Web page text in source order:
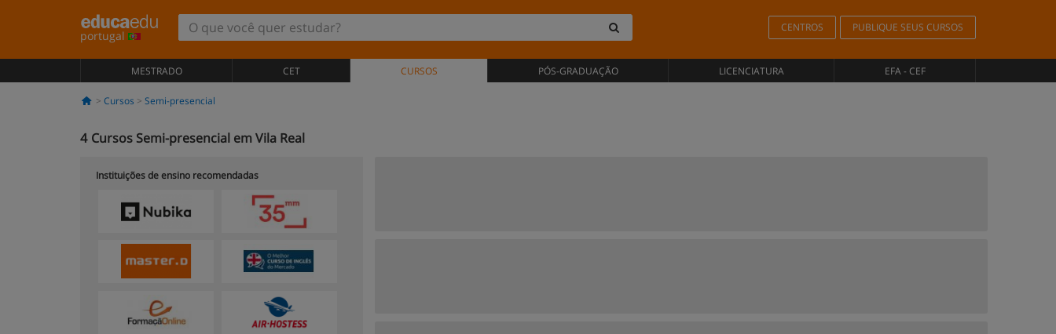
portugal
CENTROS PUBLIQUE SEUS CURSOS
MESTRADO CET CURSOS PÓS-GRADUAÇÃO LICENCIATURA EFA - CEF
Cursos Semi-presencial
4 Cursos Semi-presencial em Vila Real
Instituições de ensino recomendadas